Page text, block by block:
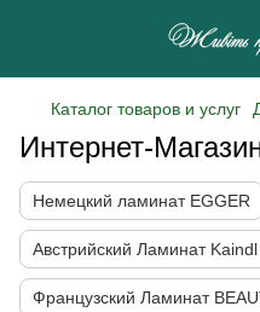
Каталог товаров и услуг
Интернет-
Немецкий ламинат EGGER
Австрийский Ламинат Kaindl
Французcкий Ламинат